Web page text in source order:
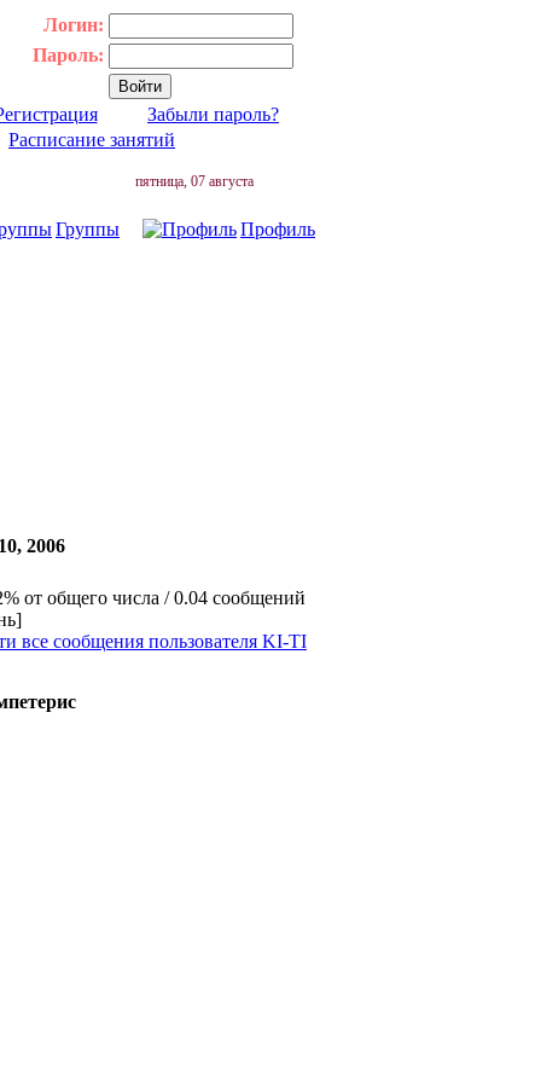
Логин:
Пароль:
Забыли пароль?
Расписание занятий
пятница, 07 августа
Группы Профиль
2006
от общего числа / 0.04 сообщений
все сообщения пользователя KI-TI